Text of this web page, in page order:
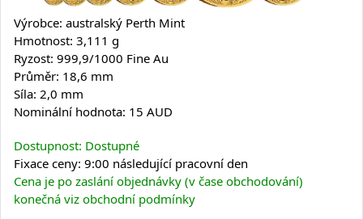
Výrobce: australský Perth Mint
Hmotnost: 3,111 g
Ryzost: 999,9/1000 Fine Au
Průměr: 18,6 mm
Síla: 2,0 mm
Nominální hodnota: 15 AUD
Dostupnost: Dostupné
Fixace ceny: 9:00 následující pracovní den
Cena je po zaslání objednávky (v čase obchodování)
konečná viz obchodní podmínky